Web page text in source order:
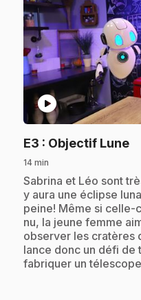
play_circle
E3 : Objectif Lune.
14 min
.Sabrina et Léo sont
y aura une éclipse
peine! Même si
nu, la jeune femme
observer les cratères
lance donc un défi de
fabriquer un